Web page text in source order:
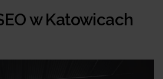
w Katowicach